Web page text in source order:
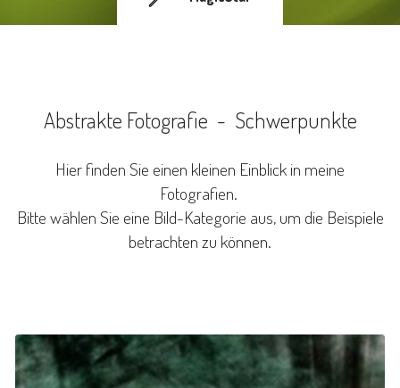
Abstrakte Fotografie - Schwerpunkte
Hier finden Sie einen kleinen Einblick in meine
Fotografien.
Bitte wählen Sie eine Bild-Kategorie aus, um die Beispiele
betrachten zu können.